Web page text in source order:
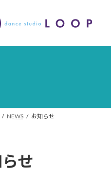
NEWS お知らせ
せ